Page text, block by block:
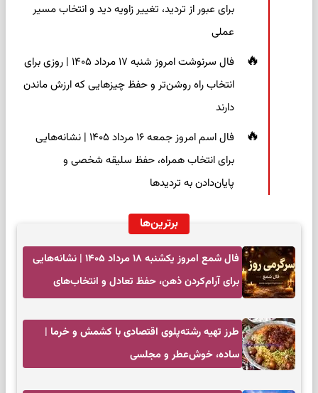
برای عبور از تردید، تغییر زاویه دید و انتخاب مسیر
عملی
فال سرنوشت امروز شنبه ۱۷ مرداد ۱۴۰۵ | روزی برای
انتخاب راه روشن‌تر و حفظ چیزهایی که ارزش ماندن
دارند
فال اسم امروز جمعه ۱۶ مرداد ۱۴۰۵ | نشانه‌هایی
برای انتخاب همراه، حفظ سلیقه شخصی و
پایان‌دادن به تردیدها
برترین‌ها
فال شمع امروز یکشنبه ۱۸ مرداد ۱۴۰۵ | نشانه‌هایی
برای آرام‌کردن ذهن، حفظ تعادل و انتخاب‌های
طرز تهیه رشته‌پلوی اقتصادی با کشمش و خرما |
ساده، خوش‌عطر و مجلسی